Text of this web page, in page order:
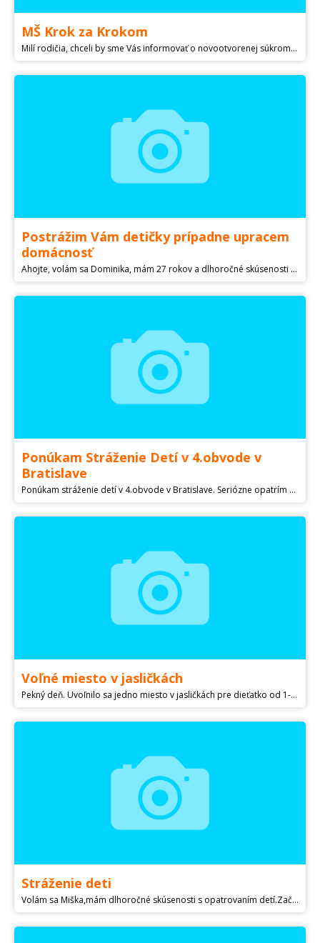
MŠ Krok za Krokom
Milí rodičia, chceli by sme Vás informovať o novootvorenej súkromnej Materskej škôlke. Naša škôlka je súkromná materská škôlka v mestskej časti Bratislava – Kramáre pre deti od 2,5 roka do 5 rokov. Naším cieľom je kvalitná, moderná, systematická a inovatívna metóda výchovy a vzdelávania inšpirovaná Dánskym vzdelávacím systémom, ktorý je pretransformovaný na detičky už od útleho veku. Zameriavame sa na rozvoj osobnosti, učíme sa samostatnosti, sebaobsluhe, rozvoju jemnej a hrubej motoriky hravou formou krôčik za krôčikom. Prijemná rodinná atmosféra je pre nás dôležitá. Vaším anjelikom poskytneme náruč plnú lásky a úsmev na ich tváričkách. Ak Vás náš inzerát oslovil neváhajte navštíviť pre viac informácií našu webovú stránku alebo nás priamo navštíviť na adrese Royova 7.
Postrážim Vám detičky prípadne upracem
domácnosť
Ahojte, volám sa Dominika, mám 27 rokov a dlhoročné skúsenosti s opatrovaním detí, aj vo svojej rodine ale aj mimo nej. So strážením detí v iných rodinách som začala pred 3 rokmi, rôzne vekové kategórie. Aktuálne strážim 5 detí (nie naraz). Termíny na stráženie si dohadujeme popredu, ideálne na začiatku týždňa. Časovo je to flexibilné, viem si zamestnanie prispôsobiť aj stráženie doobeda. Nie je problém ale ani s poobedným, prípadne večerným. Dohodnúť sa vždy vieme. Strážiť viem v rámci Bratislavy prípadne aj v okolí Stupavy. Stačí napísať a určite nájdeme spoločné riešenie :) Budem sa tešiť. Cena za stráženieje 8eur/hodina.
Ponúkam Stráženie Detí v 4.obvode v
Bratislave
Ponúkam stráženie detí v 4.obvode v Bratislave. Seriózne opatrím Vaše dieťatko, pravideľne aj nepravideľne - podľa dohody. Dlhoročné skúsenosti a prax sú samozrejmosťou. Možnosť stráženia aj u Vás doma. V prípade záujmu ma kontaktujte na tel.č.
Voľné miesto v jasličkách
Pekný deň. Uvoľnilo sa jedno miesto v jasličkách pre dieťatko od 1-3 rokov. Malý kolektív 13 detí. Bratislava-Ružinov 400€, plus strava
Stráženie deti
Volám sa Miška,mám dlhoročné skúsenosti s opatrovaním detí.Začala som opatrovať ako dievča mojich 3 bratrancov a poviem vám boli to riadny výmyselnici ale ja som ich hravo zvládla a do dnes ma to baví sa starať o detičky.Rada s nimi chodím do prírody,ihriská a pod..Ešte by som napísala že máme zvieratká.Ešte som zabudla dodať že nemám problém pomôcť s domácimi prácami.A hlavne mám rada čisto v domácnosti ..Dohodnúť sa vieme.Budem sa veľmi tešiť na váš poklad ..